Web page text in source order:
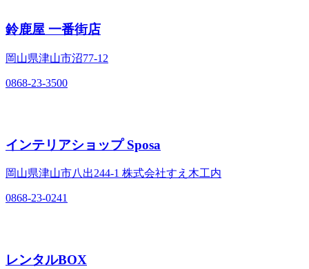
鈴鹿屋 一番街店
岡山県津山市沼77-12
0868-23-3500
インテリアショップ Sposa
岡山県津山市八出244-1 株式会社すえ木工内
0868-23-0241
レンタルBOX